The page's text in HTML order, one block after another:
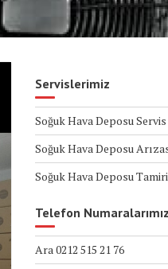
Servislerimiz
Soğuk Hava Deposu Servis
Soğuk Hava Deposu
Soğuk Hava Deposu Tamiri
Telefon Numaralarımız
Ara 0212 515 21 76